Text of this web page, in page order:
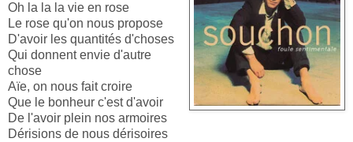
Oh la la la vie en rose
Le rose qu'on nous propose
D'avoir les quantités d'choses
Qui donnent envie d'autre
chose
Aïe, on nous fait croire
Que le bonheur c'est d'avoir
De l'avoir plein nos armoires
Dérisions de nous dérisoires